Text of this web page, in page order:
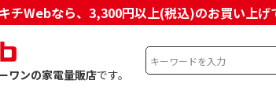
チWebなら、3,300円以上(税込)のお買い上
ワンの家電量販店です。